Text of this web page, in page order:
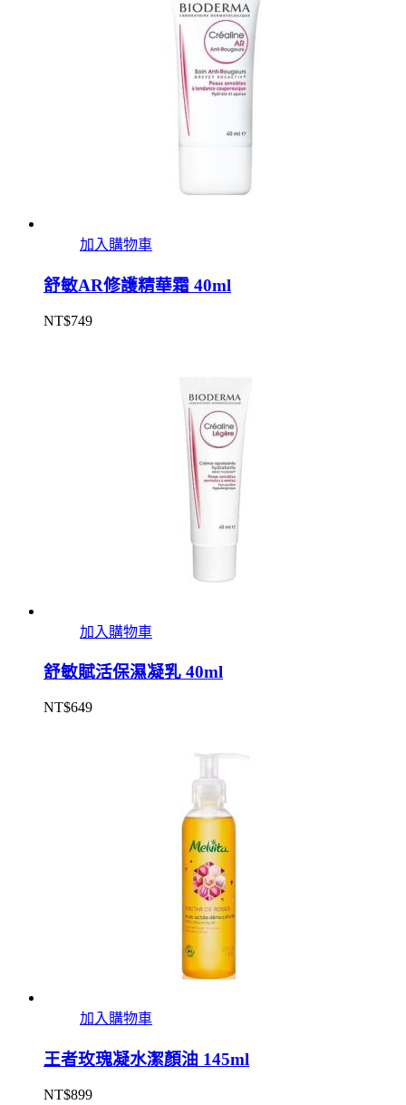
加入購物車
舒敏AR修護精華霜 40ml
NT$749
加入購物車
舒敏賦活保濕凝乳 40ml
NT$649
加入購物車
王者玫瑰凝水潔顏油 145ml
NT$899